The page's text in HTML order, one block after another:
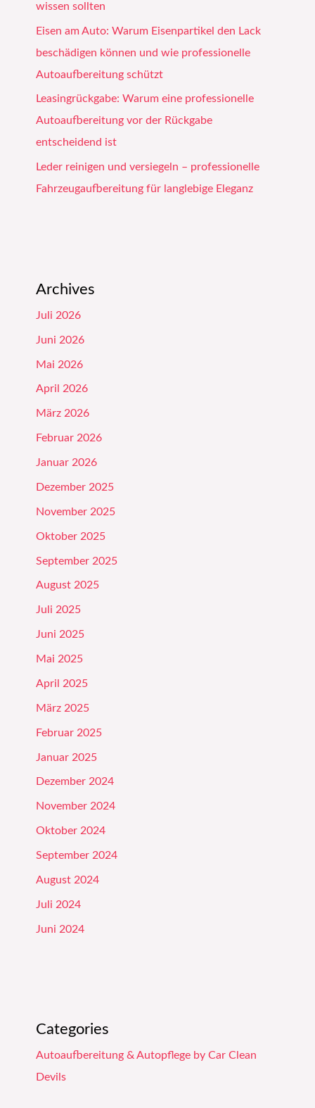
wissen sollten
Eisen am Auto: Warum Eisenpartikel den Lack
beschädigen können und wie professionelle
Autoaufbereitung schützt
Leasingrückgabe: Warum eine professionelle
Autoaufbereitung vor der Rückgabe
entscheidend ist
Leder reinigen und versiegeln – professionelle
Fahrzeugaufbereitung für langlebige Eleganz
Archives
Juli 2026
Juni 2026
Mai 2026
April 2026
März 2026
Februar 2026
Januar 2026
Dezember 2025
November 2025
Oktober 2025
September 2025
August 2025
Juli 2025
Juni 2025
Mai 2025
April 2025
März 2025
Februar 2025
Januar 2025
Dezember 2024
November 2024
Oktober 2024
September 2024
August 2024
Juli 2024
Juni 2024
Categories
Autoaufbereitung & Autopflege by Car Clean
Devils